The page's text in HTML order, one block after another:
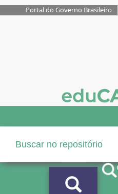
Portal do Governo Brasileiro